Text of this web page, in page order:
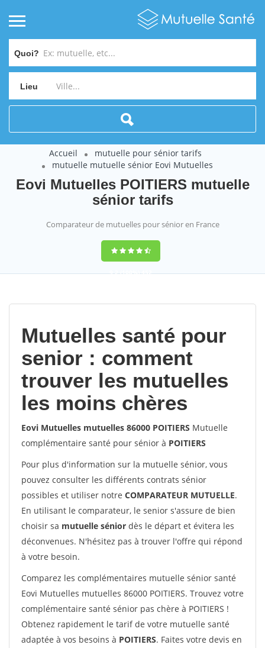
Quoi?
Lieu
Accueil
mutuelle pour sénior tarifs
mutuelle mutuelle sénior Eovi Mutuelles
Eovi Mutuelles POITIERS mutuelle
sénior tarifs
Comparateur de mutuelles pour sénior en France
9,2(100%)452
Mutuelles santé pour
senior : comment
trouver les mutuelles
les moins chères
Eovi Mutuelles mutuelles 86000 POITIERS Mutuelle
complémentaire santé pour sénior à POITIERS
Pour plus d'information sur la mutuelle sénior, vous
pouvez consulter les différents contrats sénior
possibles et utiliser notre COMPARATEUR MUTUELLE.
En utilisant le comparateur, le senior s'assure de bien
choisir sa mutuelle sénior dès le départ et évitera les
déconvenues. N'hésitez pas à trouver l'offre qui répond
à votre besoin.
Comparez les complémentaires mutuelle sénior santé
Eovi Mutuelles mutuelles 86000 POITIERS. Trouvez votre
complémentaire santé sénior pas chère à POITIERS !
Obtenez rapidement le tarif de votre mutuelle santé
adaptée à vos besoins à POITIERS. Faites votre devis en